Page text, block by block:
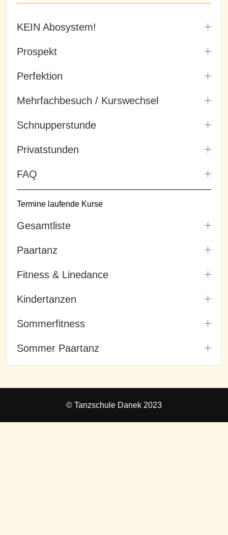
KEIN Abosystem!
Prospekt
Perfektion
Mehrfachbesuch / Kurswechsel
Schnupperstunde
Privatstunden
FAQ
Termine laufende Kurse
Gesamtliste
Paartanz
Fitness & Linedance
Kindertanzen
Sommerfitness
Sommer Paartanz
© Tanzschule Danek 2023